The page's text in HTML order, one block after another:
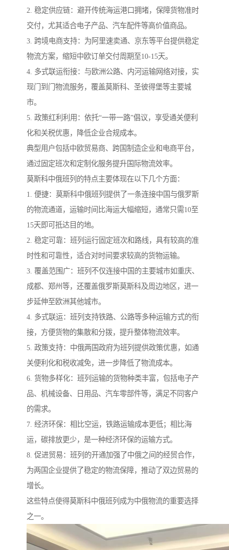
2. 稳定供应链：避开传统海运港口拥堵，保障货物准时
交付，尤其适合电子产品、汽车配件等高价值商品。
3. 跨境电商支持：为阿里速卖通、京东等平台提供稳定
物流方案，缩短中欧订单交付周期至10-15天。
4. 多式联运衔接：与欧洲公路、内河运输网络对接，实
现门到门物流服务，覆盖莫斯科、圣彼得堡等主要城
市。
5. 政策红利利用：依托“一带一路”倡议，享受通关便利
化和关税优惠，降低企业合规成本。
典型用户包括中欧贸易商、跨国制造企业和电商平台，
通过固定班次和定制化服务提升国际物流效率。
莫斯科中俄班列的特点主要体现在以下几个方面：
1. 便捷：莫斯科中俄班列提供了一条连接中国与俄罗斯
的物流通道，运输时间比海运大幅缩短，通常只需10至
15天即可抵达目的地。
2. 稳定可靠：班列运行固定班次和路线，具有较高的准
时性和可靠性，适合对时间要求较高的货物运输。
3. 覆盖范围广：班列不仅连接中国的主要城市如重庆、
成都、郑州等，还覆盖俄罗斯莫斯科及周边地区，进一
步延伸至欧洲其他城市。
4. 多式联运：班列支持铁路、公路等多种运输方式的衔
接，方便货物的集散和分拨，提升整体物流效率。
5. 政策支持：中俄两国政府为班列提供政策优惠，如通
关便利化和税收减免，进一步降低了物流成本。
6. 货物多样化：班列运输的货物种类丰富，包括电子产
品、机械设备、日用品、汽车零部件等，满足不同客户
的需求。
7. 经济环保：相比空运，铁路运输成本更低；相比海
运，碳排放更少，是一种经济环保的运输方式。
8. 促进贸易：班列的开通加强了中俄之间的经贸合作，
为两国企业提供了稳定的物流保障，推动了双边贸易的
增长。
这些特点使得莫斯科中俄班列成为中俄物流的重要选择
之一。